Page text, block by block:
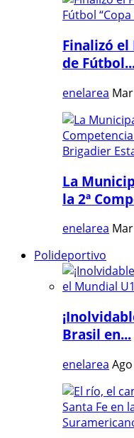
Finalizó
de
enelarea
La
la 2ª
enelarea
Polideportivo
Brasil en...
enelarea